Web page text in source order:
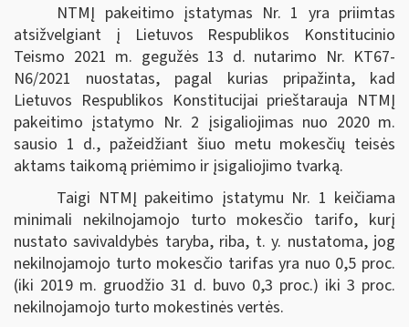
NTMĮ pakeitimo įstatymas Nr. 1 yra priimtas
atsižvelgiant į Lietuvos Respublikos Konstitucinio
Teismo 2021 m. gegužės 13 d. nutarimo Nr. KT67-
N6/2021 nuostatas, pagal kurias pripažinta, kad
Lietuvos Respublikos Konstitucijai prieštarauja NTMĮ
pakeitimo įstatymo Nr. 2 įsigaliojimas nuo 2020 m.
sausio 1 d., pažeidžiant šiuo metu mokesčių teisės
aktams taikomą priėmimo ir įsigaliojimo tvarką.
Taigi NTMĮ pakeitimo įstatymu Nr. 1 keičiama
minimali nekilnojamojo turto mokesčio tarifo, kurį
nustato savivaldybės taryba, riba, t. y. nustatoma, jog
nekilnojamojo turto mokesčio tarifas yra nuo 0,5 proc.
(iki 2019 m. gruodžio 31 d. buvo 0,3 proc.) iki 3 proc.
nekilnojamojo turto mokestinės vertės.